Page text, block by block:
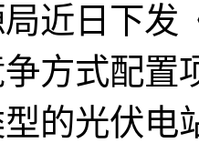
日下发
方式配置
的光伏电